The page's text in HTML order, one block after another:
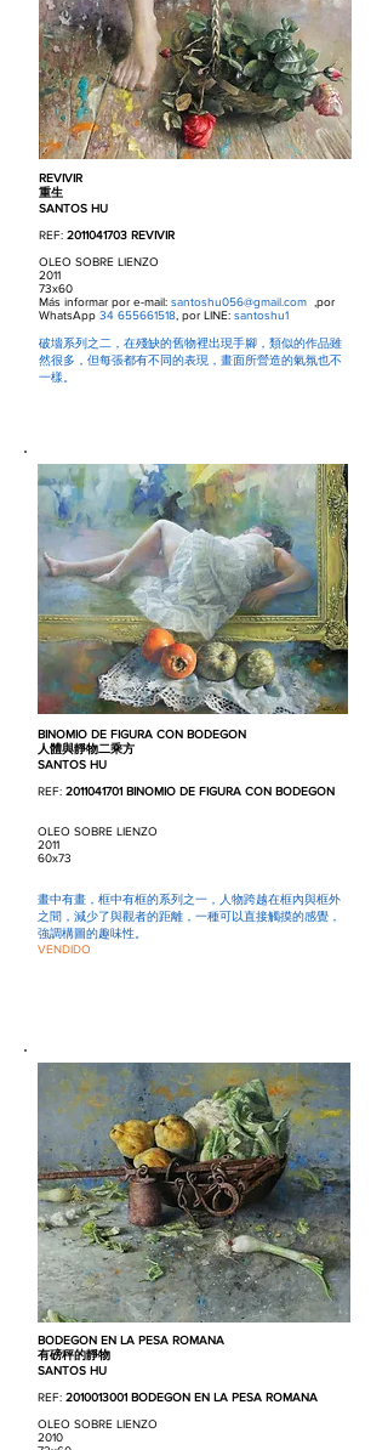
REVIVIR
重生
SANTOS HU
REF: 2011041703 REVIVIR
OLEO SOBRE LIENZO
2011
73x60
Más informar por e-mail: santoshu056@gmail.com ,por
WhatsApp 34 655661518 , por LINE: santoshu1
破墻系列之二，在殘缺的舊物裡出現手腳，類似的作品雖
然很多，但每張都有不同的表現，畫面所營造的氣氛也不
一樣。
BINOMIO DE FIGURA CON BODEGON
人體與靜物二乘方
SANTOS HU
REF: 2011041701 BINOMIO DE FIGURA CON BODEGON
OLEO SOBRE LIENZO
2011
60x73
畫中有畫，框中有框的系列之一，人物跨越在框內與框外
之間，減少了與觀者的距離，一種可以直接觸摸的感覺，
強調構圖的趣味性。
VENDIDO
BODEGON EN LA PESA ROMANA
有磅秤的靜物
SANTOS HU
REF: 2010013001 BODEGON EN LA PESA ROMANA
OLEO SOBRE LIENZO
2010